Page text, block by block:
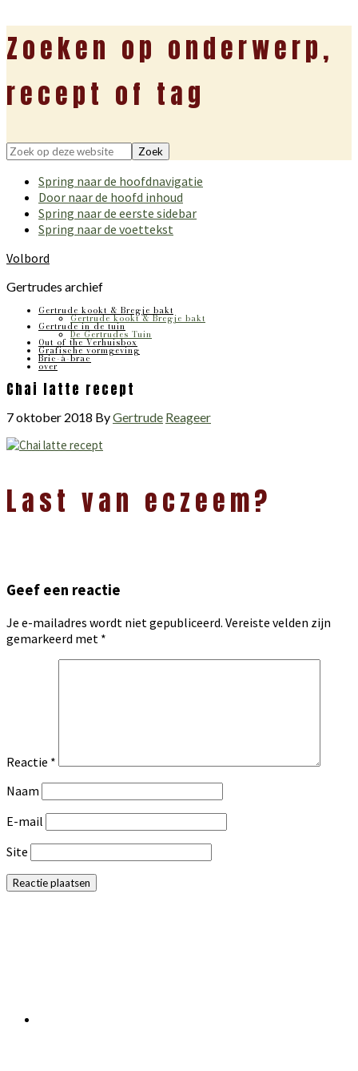
Zoeken op onderwerp,
recept of tag
Zoek
deze
website
Spring naar de hoofdnavigatie
Door naar de hoofd inhoud
Spring naar de eerste sidebar
Spring naar de voettekst
Volbord
Gertrudes archief
Gertrude kookt & Bregje bakt
Gertrude kookt & Bregje bakt
Gertrude in de tuin
De Gertrudes Tuin
Out of the Verhuisbox
Grafische vormgeving
Bric-à-brac
over
Chai latte recept
7 oktober 2018 ByGertrude Reageer
Interacties
Last van eczeem?
Geef een reactie
Je e-mailadres wordt niet gepubliceerd. Vereiste velden zijn
gemarkeerd met *
Reactie *
Naam
E-mail
Site